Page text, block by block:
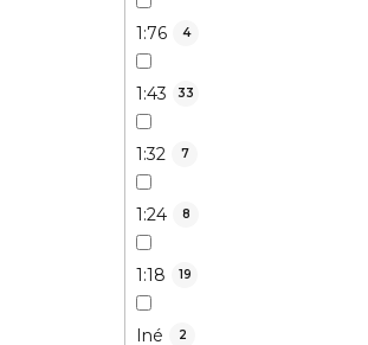
1:76 4
1:43 33
1:32 7
1:24 8
1:18 19
Iné 2